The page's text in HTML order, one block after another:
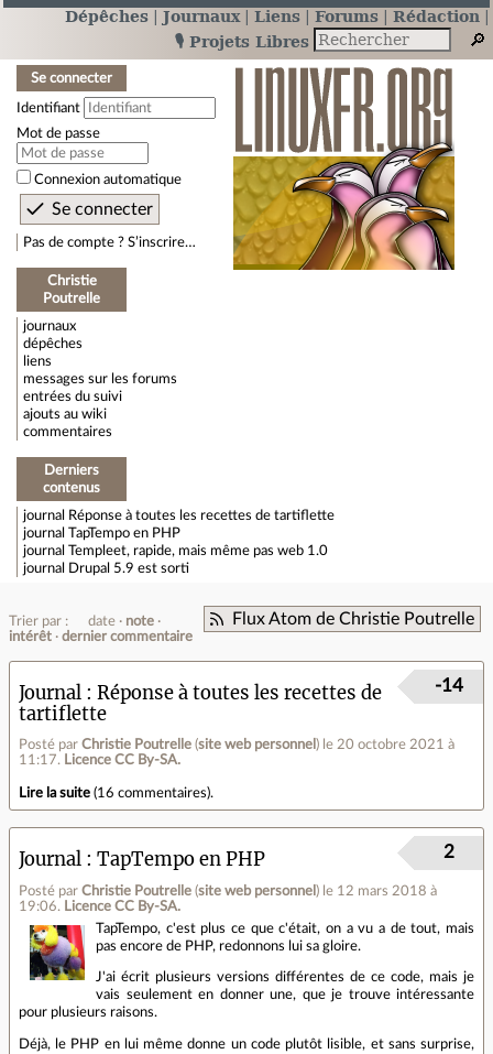
Dépêches Journaux Liens Forums
Rédaction
🎙️ Projets Libres
Se connecter
Identifiant
Mot de passe
Connexion automatique
Pas de compte ? S’inscrire…
Christie
Poutrelle
journaux
dépêches
liens
messages sur les forums
entrées du suivi
ajouts au wiki
commentaires
Derniers
contenus
journal
Réponse à toutes les recettes de tartiflette
journal TapTempo en PHP
journal Templeet, rapide, mais même pas web 1.0
journal
Drupal 5.9 est sorti
Flux Atom de Christie Poutrelle
Trier par : date
note
intérêt
dernier commentaire
Journal
Réponse à toutes les recettes de
tartiflette
Posté par Christie Poutrelle (site web personnel ) le 20 octobre 2021 à
11:17. Licence CC By‑SA.
-14
Lire la suite (16 commentaires).
Journal TapTempo en PHP
Posté par Christie Poutrelle (site web personnel ) le 12 mars 2018 à
19:06. Licence CC By‑SA.
2
TapTempo, c'est plus ce que c'était, on a vu a de tout, mais
pas encore de PHP, redonnons lui sa gloire.
J'ai écrit plusieurs versions différentes de ce code, mais je
vais seulement en donner une, que je trouve intéressante
pour plusieurs raisons.
Déjà, le PHP en lui même donne un code plutôt lisible, et sans surprise,